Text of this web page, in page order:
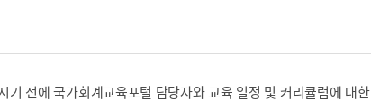
기 전에 국가회계교육포털 담당자와 교육 일정 및 커리큘럼에 대